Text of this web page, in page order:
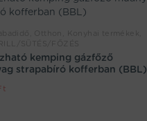
kemping gázfőző
strapabíró kofferban (BBL)